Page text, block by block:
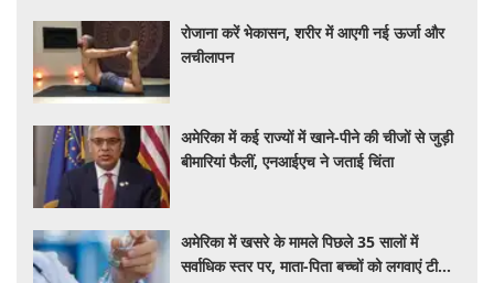
रोजाना करें भेकासन, शरीर में आएगी नई ऊर्जा और
लचीलापन
अमेरिका में कई राज्यों में खाने-पीने की चीजों से जुड़ी
बीमारियां फैलीं, एनआईएच ने जताई चिंता
अमेरिका में खसरे के मामले पिछले 35 सालों में
सर्वाधिक स्तर पर, माता-पिता बच्चों को लगवाएं टीके :